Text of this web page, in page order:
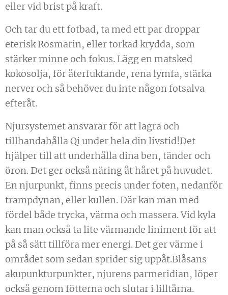
eller vid brist på kraft.
Och tar du ett fotbad, ta med ett par droppar
eterisk Rosmarin, eller torkad krydda, som
stärker minne och fokus. Lägg en matsked
kokosolja, för återfuktande, rena lymfa, stärka
nerver och så behöver du inte någon fotsalva
efteråt.
Njursystemet ansvarar för att lagra och
tillhandahålla Qi under hela din livstid!Det
hjälper till att underhålla dina ben, tänder och
öron. Det ger också näring åt håret på huvudet.
En njurpunkt, finns precis under foten, nedanför
trampdynan, eller kullen. Där kan man med
fördel både trycka, värma och massera. Vid kyla
kan man också ta lite värmande liniment för att
på så sätt tillföra mer energi. Det ger värme i
området som sedan sprider sig uppåt.Blåsans
akupunkturpunkter, njurens parmeridian, löper
också genom fötterna och slutar i lilltårna.